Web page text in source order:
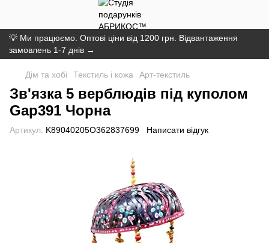
💡 Ми працюємо. Оптові ціни від 1200 грн. Відвантаження
замовлень 1-7 днів →
Дім та хобі Текстиль і кожа Арт-текстиль
Зв'язка 5 верблюдів під куполом
Gap391 Чорна
Артикул: K89040205O362837699 Написати відгук